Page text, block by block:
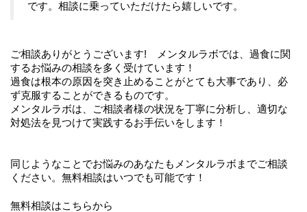
です。相談に乗っていただけたら嬉しいです。
ご相談ありがとうございます! メンタルラボでは、過食に関
するお悩みの相談を多く受けています！
過食は根本の原因を突き止めることがとても大事であり、必
ず克服することができるものです。
メンタルラボは、ご相談者様の状況を丁寧に分析し、適切な
対処法を見つけて実践するお手伝いをします！
同じようなことでお悩みのあなたもメンタルラボまでご相談
ください。無料相談はいつでも可能です！
無料相談はこちらから